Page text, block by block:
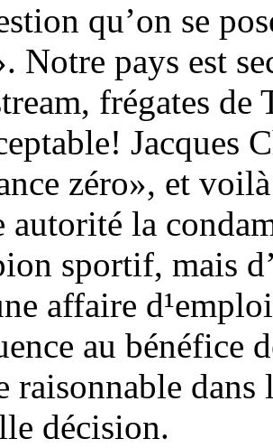
qu’on se
Notre pays est
frégates de
Jacques
zéro», et
autorité la
sportif, mais
affaire
au bénéfice
raisonnable
décision.